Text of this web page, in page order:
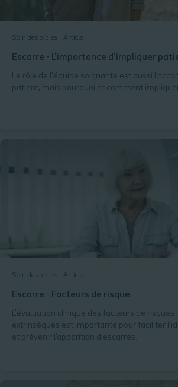
Soin des plaies Article
Escarre - L'importance d'impliquer
Le rôle de l'équipe soignante est aussi
patient, mais pourquoi et comment
Soin des plaies Article
Escarre - Facteurs de risque
L’évaluation clinique des facteurs de
extrinsèques est importante pour faciliter
et prévenir l'apparition d'escarres.